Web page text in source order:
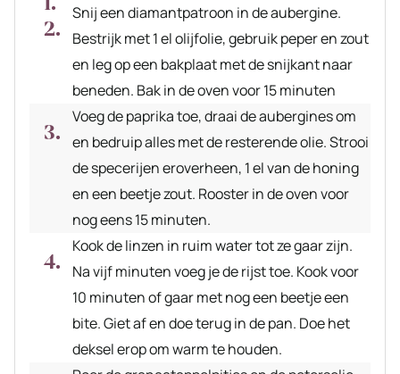
Snij een diamantpatroon in de aubergine.
Bestrijk met 1 el olijfolie, gebruik peper en zout
en leg op een bakplaat met de snijkant naar
beneden. Bak in de oven voor 15 minuten
Voeg de paprika toe, draai de aubergines om
en bedruip alles met de resterende olie. Strooi
de specerijen eroverheen, 1 el van de honing
en een beetje zout. Rooster in de oven voor
nog eens 15 minuten.
Kook de linzen in ruim water tot ze gaar zijn.
Na vijf minuten voeg je de rijst toe. Kook voor
10 minuten of gaar met nog een beetje een
bite. Giet af en doe terug in de pan. Doe het
deksel erop om warm te houden.